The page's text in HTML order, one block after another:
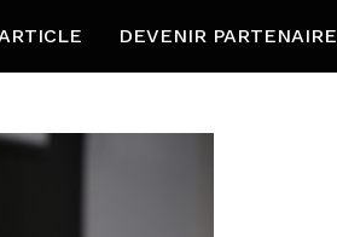
DEVENIR PARTENAIRE